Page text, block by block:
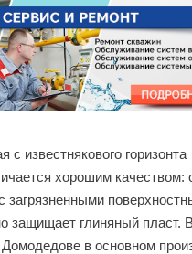
с известнякового горизонта
хорошим качеством:
загрязненными
защищает глиняный пласт.
Домодедове в основном